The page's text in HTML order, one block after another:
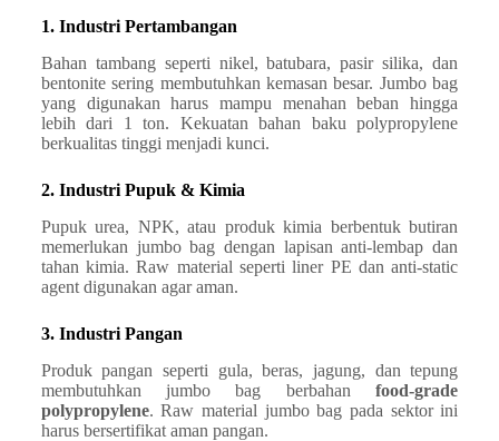
1. Industri Pertambangan
Bahan tambang seperti nikel, batubara, pasir silika, dan
bentonite sering membutuhkan kemasan besar. Jumbo bag
yang digunakan harus mampu menahan beban hingga
lebih dari 1 ton. Kekuatan bahan baku polypropylene
berkualitas tinggi menjadi kunci.
2. Industri Pupuk & Kimia
Pupuk urea, NPK, atau produk kimia berbentuk butiran
memerlukan jumbo bag dengan lapisan anti-lembap dan
tahan kimia. Raw material seperti liner PE dan anti-static
agent digunakan agar aman.
3. Industri Pangan
Produk pangan seperti gula, beras, jagung, dan tepung
membutuhkan jumbo bag berbahanfood-grade
polypropylene. Raw material jumbo bag pada sektor ini
harus bersertifikat aman pangan.